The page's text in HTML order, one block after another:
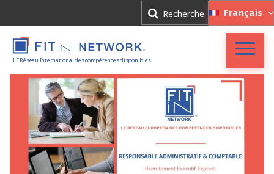
Recherche Français
LE Réseau International des compétences disponibles
Accueil
FIT in NETWORK®
Entreprises
Experts
Connexion
Inscription